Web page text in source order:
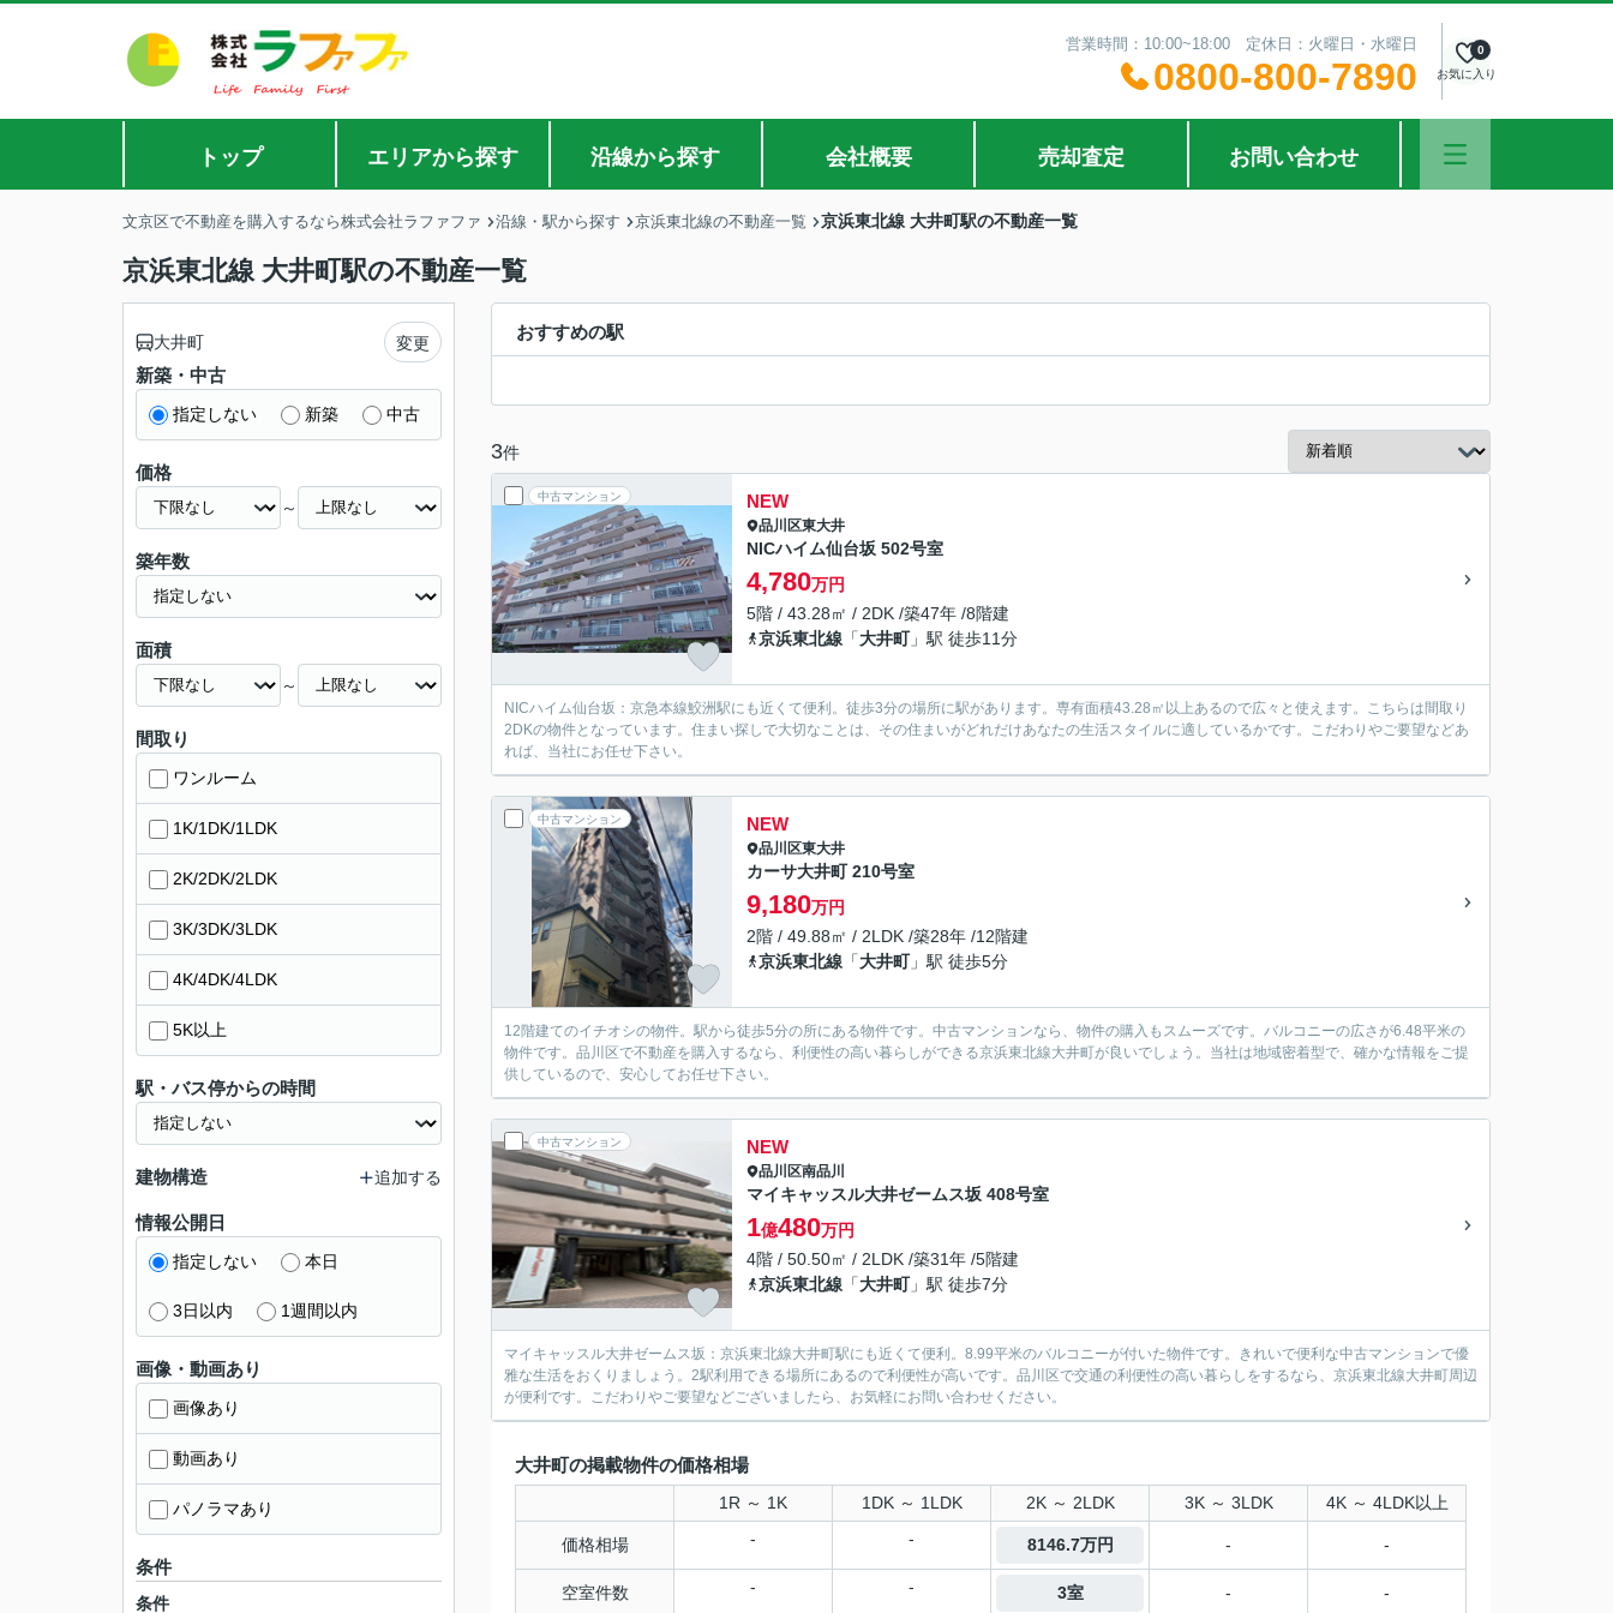
営業時間：10:00~18:00 定休日：火曜日・水曜日
0800-800-7890 お気に入り
0
トップ エリアから探す 沿線から探す 会社概要 売却査定 お問い合わせ
文京区で不動産を購入するなら株式会社ラファファ 沿線・駅から探す 京浜東北線の不動産一覧 京浜東北線 大井町駅の不動産一覧
京浜東北線 大井町駅の不動産一覧
おすすめの駅
3件
中古マンション NEW
品川区東大井
NICハイム仙台坂 502号室
4,780万円
5階 / 43.28㎡ / 2DK /築47年 /8階建
京浜東北線 「大井町」駅 徒歩11分
NICハイム仙台坂：京急本線鮫洲駅にも近くて便利。徒歩3分の場所に駅があります。専有面積43.28㎡以上あるので広々と使えます。こちらは間取り
2DKの物件となっています。住まい探しで大切なことは、その住まいがどれだけあなたの生活スタイルに適しているかです。こだわりやご要望などあ
れば、当社にお任せ下さい。
中古マンション NEW
品川区東大井
カーサ大井町 210号室
9,180万円
2階 / 49.88㎡ / 2LDK /築28年 /12階建
京浜東北線 「大井町」駅 徒歩5分
12階建てのイチオシの物件。駅から徒歩5分の所にある物件です。中古マンションなら、物件の購入もスムーズです。バルコニーの広さが6.48平米の
物件です。品川区で不動産を購入するなら、利便性の高い暮らしができる京浜東北線大井町が良いでしょう。当社は地域密着型で、確かな情報をご提
供しているので、安心してお任せ下さい。
中古マンション NEW
品川区南品川
マイキャッスル大井ゼームス坂 408号室
1億480万円
4階 / 50.50㎡ / 2LDK /築31年 /5階建
京浜東北線 「大井町」駅 徒歩7分
マイキャッスル大井ゼームス坂：京浜東北線大井町駅にも近くて便利。8.99平米のバルコニーが付いた物件です。きれいで便利な中古マンションで優
雅な生活をおくりましょう。2駅利用できる場所にあるので利便性が高いです。品川区で交通の利便性の高い暮らしをするなら、京浜東北線大井町周辺
が便利です。こだわりやご要望などございましたら、お気軽にお問い合わせください。
大井町の掲載物件の価格相場
1R ～ 1K 1DK ～ 1LDK 2K ～ 2LDK 3K ～ 3LDK 4K ～ 4LDK以上
価格相場 - - 8146.7万円 - -
空室件数 - - 3室 - -
大井町 変更
新築・中古
指定しない 新築 中古
価格
～
築年数
面積
～
間取り
ワンルーム
1K/1DK/1LDK
2K/2DK/2LDK
3K/3DK/3LDK
4K/4DK/4LDK
5K以上
駅・バス停からの時間
建物構造 追加する
情報公開日
指定しない 本日
3日以内 1週間以内
画像・動画あり
画像あり
動画あり
パノラマあり
条件
条件